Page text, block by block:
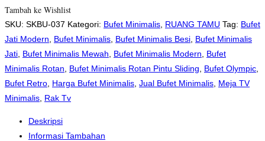
Tambah ke Wishlist
SKU: SKBU-037 Kategori: Bufet Minimalis RUANG TAMU Tag: Bufet
Jati Modern
Bufet Minimalis Bufet Minimalis Besi Bufet Minimalis
Jati Bufet Minimalis Mewah Bufet Minimalis Modern
Bufet
Minimalis Rotan
Bufet Minimalis Rotan Pintu Sliding Bufet Olympic
Bufet Retro Harga Bufet Minimalis Jual Bufet Minimalis Meja TV
Minimalis Rak Tv
Deskripsi
Informasi Tambahan